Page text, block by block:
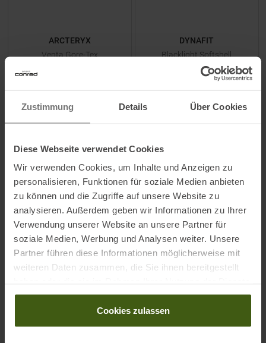
Zustimmung Details Über Cookies
Diese Webseite verwendet Cookies
Wir verwenden Cookies, um Inhalte und Anzeigen zu
personalisieren, Funktionen für soziale Medien anbieten
zu können und die Zugriffe auf unsere Website zu
analysieren. Außerdem geben wir Informationen zu Ihrer
Verwendung unserer Website an unsere Partner für
soziale Medien, Werbung und Analysen weiter. Unsere
Partner führen diese Informationen möglicherweise mit
weiteren Daten zusammen, die Sie ihnen bereitgestellt
gesammelt haben.
Cookies zulassen
ARCTERYX
Venta Gore-Tex
ZUMPRODUKT
DYNAFIT
Blacklight Softshell
Fingerhandschuhe Black Out
49,95 €
ZUMPRODUKT
ORTOVOX
MAMMUT